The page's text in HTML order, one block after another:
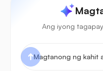
Ang iyong